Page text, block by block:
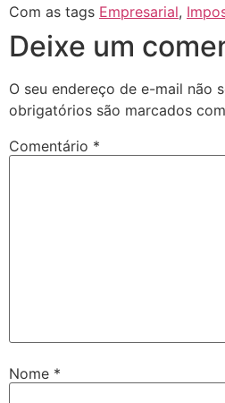
Com as tags Empresarial,
Deixe um
O seu endereço de e-mail não
obrigatórios são marcados com
Comentário *
Nome *